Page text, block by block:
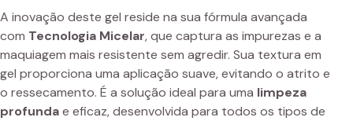
A inovação deste gel reside na sua fórmula avançada
com Tecnologia Micelar, que captura as impurezas e a
maquiagem mais resistente sem agredir. Sua textura em
gel proporciona uma aplicação suave, evitando o atrito e
o ressecamento. É a solução ideal para uma limpeza
profundae eficaz, desenvolvida para todos os tipos de